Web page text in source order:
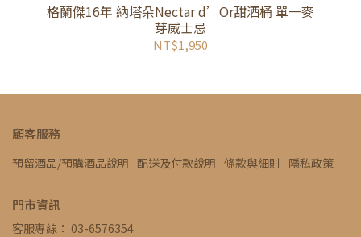
格蘭傑16年 納塔朵Nectar d’Or甜酒桶 單一麥
芽威士忌
NT$1,950
顧客服務
預留酒品/預購酒品說明 配送及付款說明 條款與細則 隱私政策
門市資訊
客服專線： 03-6576354